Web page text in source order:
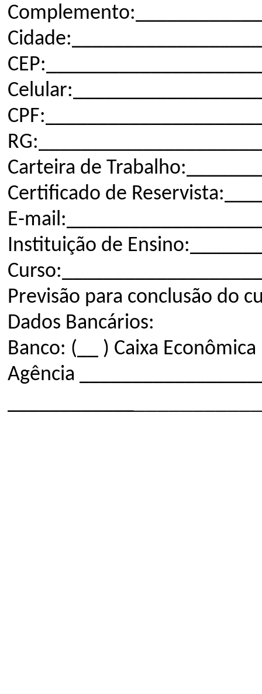
Carteira de
Certificado de
E-
Instituição de
Previsão para conclusão do
Dados Bancários:
Banco: (__ ) Caixa
Agência